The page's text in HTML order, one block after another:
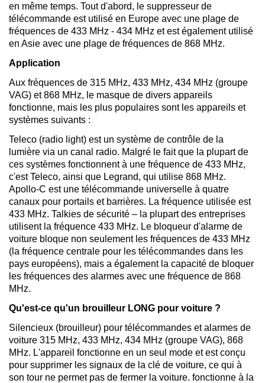
en même temps. Tout d'abord, le suppresseur de
télécommande est utilisé en Europe avec une plage de
fréquences de 433 MHz - 434 MHz et est également utilisé
en Asie avec une plage de fréquences de 868 MHz.
Application
Aux fréquences de 315 MHz, 433 MHz, 434 MHz (groupe
VAG) et 868 MHz, le masque de divers appareils
fonctionne, mais les plus populaires sont les appareils et
systèmes suivants :
Teleco (radio light) est un système de contrôle de la
lumière via un canal radio. Malgré le fait que la plupart de
ces systèmes fonctionnent à une fréquence de 433 MHz,
c'est Teleco, ainsi que Legrand, qui utilise 868 MHz.
Apollo-C est une télécommande universelle à quatre
canaux pour portails et barrières. La fréquence utilisée est
433 MHz. Talkies de sécurité – la plupart des entreprises
utilisent la fréquence 433 MHz. Le bloqueur d'alarme de
voiture bloque non seulement les fréquences de 433 MHz
(la fréquence centrale pour les télécommandes dans les
pays européens), mais a également la capacité de bloquer
les fréquences des alarmes avec une fréquence de 868
MHz.
Qu'est-ce qu'un brouilleur LONG pour voiture ?
Silencieux (brouilleur) pour télécommandes et alarmes de
voiture 315 MHz, 433 MHz, 434 MHz (groupe VAG), 868
MHz. L'appareil fonctionne en un seul mode et est conçu
pour supprimer les signaux de la clé de voiture, ce qui à
son tour ne permet pas de fermer la voiture. fonctionne à la